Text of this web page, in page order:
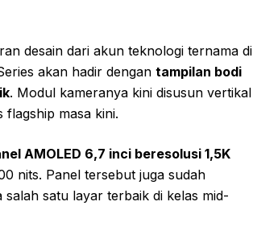
desain dari akun teknologi ternama di
akan hadir dengan tampilan bodi
. Modul kameranya kini disusun vertikal
flagship masa kini.
AMOLED 6,7 inci beresolusi 1,5K
nits. Panel tersebut juga sudah
salah satu layar terbaik di kelas mid-